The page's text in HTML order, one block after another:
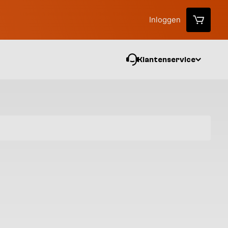
Inloggen
Klantenservice